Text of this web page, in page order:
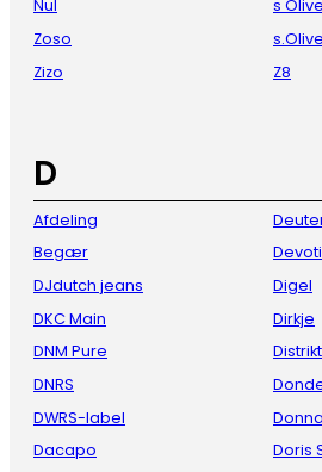
Nul
Zoso
Zizo
s
Z8
D
Afdeling
Begær
DJdutch jeans
DKC Main
DNM Pure
DNRS
DWRS-label
Dacapo
Digel
Dirkje
Distrikt
Doris